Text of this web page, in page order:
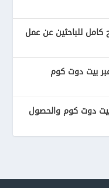
للباحثين عن عمل
بيت دوت كوم
دوت كوم والحصول